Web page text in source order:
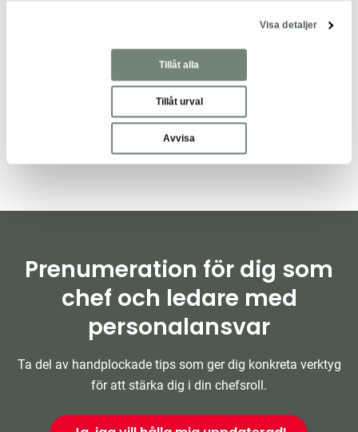
Visa detaljer
Tillåt alla
Tillåt urval
Avvisa
Läs mer om våra erbjudanden
Bemanning Rekrytering
Prenumeration för dig som
chef och ledare med
personalansvar
Ta del av handplockade tips som ger dig konkreta verktyg
för att stärka dig i din chefsroll.